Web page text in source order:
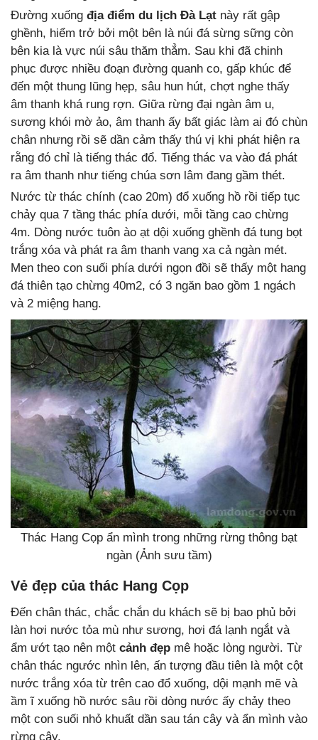
Đường xuống địa điểm du lịch Đà Lạt này rất gập
ghềnh, hiểm trở bởi một bên là núi đá sừng sững còn
bên kia là vực núi sâu thăm thẳm. Sau khi đã chinh
phục được nhiều đoạn đường quanh co, gấp khúc để
đến một thung lũng hẹp, sâu hun hút, chợt nghe thấy
âm thanh khá rung rợn. Giữa rừng đại ngàn âm u,
sương khói mờ ảo, âm thanh ấy bất giác làm ai đó chùn
chân nhưng rồi sẽ dần cảm thấy thú vị khi phát hiện ra
rằng đó chỉ là tiếng thác đổ. Tiếng thác va vào đá phát
ra âm thanh như tiếng chúa sơn lâm đang gầm thét.
Nước từ thác chính (cao 20m) đổ xuống hồ rồi tiếp tục
chảy qua 7 tầng thác phía dưới, mỗi tầng cao chừng
4m. Dòng nước tuôn ào ạt dội xuống ghềnh đá tung bọt
trắng xóa và phát ra âm thanh vang xa cả ngàn mét.
Men theo con suối phía dưới ngọn đồi sẽ thấy một hang
đá thiên tạo chừng 40m2, có 3 ngăn bao gồm 1 ngách
và 2 miệng hang.
Thác Hang Cọp ẩn mình trong những rừng thông bạt
ngàn (Ảnh sưu tầm)
Vẻ đẹp của thác Hang Cọp
Đến chân thác, chắc chắn du khách sẽ bị bao phủ bởi
làn hơi nước tỏa mù như sương, hơi đá lạnh ngắt và
ẩm ướt tạo nên một cảnh đẹp mê hoặc lòng người. Từ
chân thác ngước nhìn lên, ấn tượng đầu tiên là một cột
nước trắng xóa từ trên cao đổ xuống, dội mạnh mẽ và
ầm ĩ xuống hồ nước sâu rồi dòng nước ấy chảy theo
một con suối nhỏ khuất dần sau tán cây và ẩn mình vào
rừng cây.